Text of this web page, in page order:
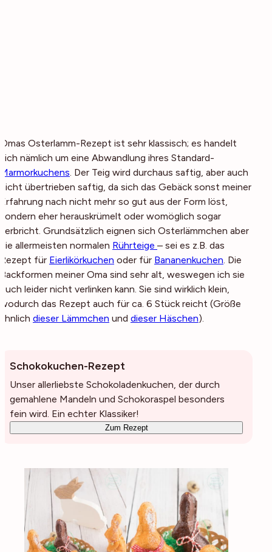
Omas Osterlamm-Rezept ist sehr klassisch; es handelt
sich nämlich um eine Abwandlung ihres Standard-
Marmorkuchens. Der Teig wird durchaus saftig, aber auch
nicht übertrieben saftig, da sich das Gebäck sonst meiner
Erfahrung nach nicht mehr so gut aus der Form löst,
sondern eher herauskrümelt oder womöglich sogar
zerbricht. Grundsätzlich eignen sich Osterlämmchen aber
die allermeisten normalen Rührteige – sei es z.B. das
Rezept für Eierlikörkuchen oder für Bananenkuchen. Die
Backformen meiner Oma sind sehr alt, weswegen ich sie
euch leider nicht verlinken kann. Sie sind wirklich klein,
wodurch das Rezept auch für ca. 6 Stück reicht (Größe
ähnlich dieser Lämmchen und dieser Häschen).
Schokokuchen-Rezept
Unser allerliebste Schokoladenkuchen, der durch
gemahlene Mandeln und Schokoraspel besonders
fein wird. Ein echter Klassiker!
Zum Rezept